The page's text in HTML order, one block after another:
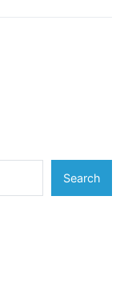
Search